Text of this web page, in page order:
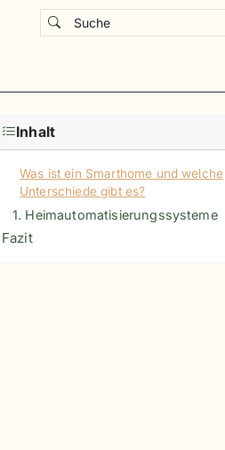
Suche
Inhalt
Was ist ein Smarthome und welche
Unterschiede gibt es?
1. Heimautomatisierungssysteme
Fazit